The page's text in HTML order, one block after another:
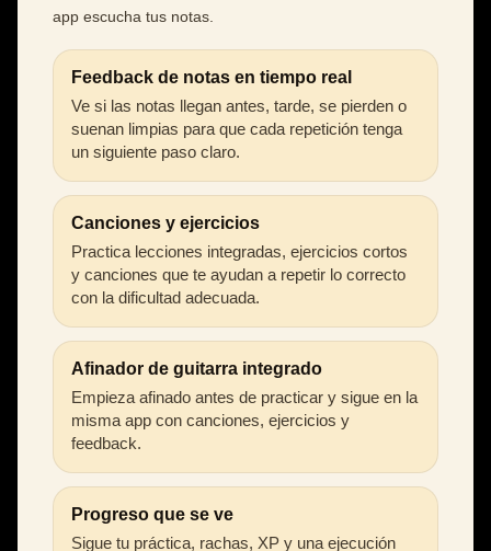
app escucha tus notas.
Feedback de notas en tiempo real
Ve si las notas llegan antes, tarde, se pierden o
suenan limpias para que cada repetición tenga
un siguiente paso claro.
Canciones y ejercicios
Practica lecciones integradas, ejercicios cortos
y canciones que te ayudan a repetir lo correcto
con la dificultad adecuada.
Afinador de guitarra integrado
Empieza afinado antes de practicar y sigue en la
misma app con canciones, ejercicios y
feedback.
Progreso que se ve
Sigue tu práctica, rachas, XP y una ejecución